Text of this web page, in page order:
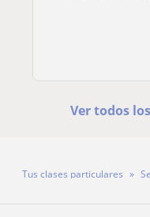
Ver todos
Tus clases particulares